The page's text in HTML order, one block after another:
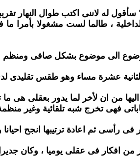
له لاننى اكتب طوال النهار
، طالما لست مشغولا بأمرا
الى موضوع بشكل صافى ومنظم
الثانية عشرة مساء وهو طقس
اليها من ان لأخر لما يدور بعقلى هى
فهى تخرج شبه تلقائية وغير
رأسى ثم اعادة ترتيبها انجح
افكار فى عقلى يوميا ، وكان جديرا